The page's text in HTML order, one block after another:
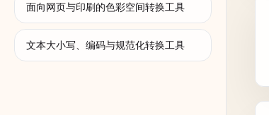
面向网页与印刷的色彩空间转换工具
文本大小写、编码与规范化转换工具